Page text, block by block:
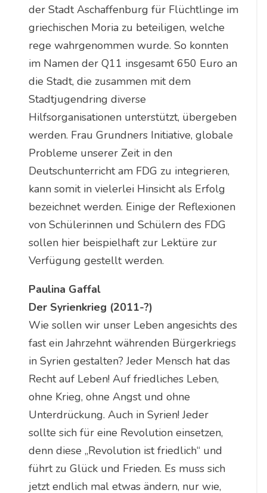
der Stadt Aschaffenburg für Flüchtlinge im
griechischen Moria zu beteiligen, welche
rege wahrgenommen wurde. So konnten
im Namen der Q11 insgesamt 650 Euro an
die Stadt, die zusammen mit dem
Stadtjugendring diverse
Hilfsorganisationen unterstützt, übergeben
werden. Frau Grundners Initiative, globale
Probleme unserer Zeit in den
Deutschunterricht am FDG zu integrieren,
kann somit in vielerlei Hinsicht als Erfolg
bezeichnet werden. Einige der Reflexionen
von Schülerinnen und Schülern des FDG
sollen hier beispielhaft zur Lektüre zur
Verfügung gestellt werden.
Paulina Gaffal
Der Syrienkrieg (2011-?)
Wie sollen wir unser Leben angesichts des
fast ein Jahrzehnt währenden Bürgerkriegs
in Syrien gestalten? Jeder Mensch hat das
Recht auf Leben! Auf friedliches Leben,
ohne Krieg, ohne Angst und ohne
Unterdrückung. Auch in Syrien! Jeder
sollte sich für eine Revolution einsetzen,
denn diese „Revolution ist friedlich“ und
führt zu Glück und Frieden. Es muss sich
jetzt endlich mal etwas ändern, nur wie,